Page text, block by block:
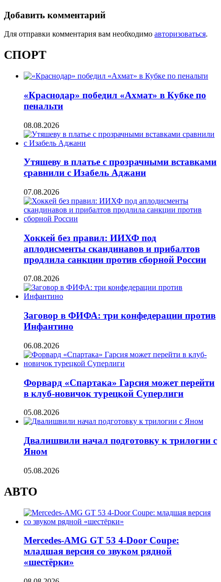
Добавить комментарий
Для отправки комментария вам необходимо авторизоваться.
СПОРТ
«Краснодар» победил «Ахмат» в Кубке по
пенальти
08.08.2026
Утяшеву в платье с прозрачными вставками
сравнили с Изабель Аджани
07.08.2026
Хоккей без правил: ИИХФ под
аплодисменты скандинавов и прибалтов
продлила санкции против сборной России
07.08.2026
Заговор в ФИФА: три конфедерации против
Инфантино
06.08.2026
Форвард «Спартака» Гарсия может перейти
в клуб-новичок турецкой Суперлиги
05.08.2026
Двалишвили начал подготовку к трилогии с
Яном
05.08.2026
АВТО
Mercedes-AMG GT 53 4-Door Coupe:
младшая версия со звуком рядной
«шестёрки»